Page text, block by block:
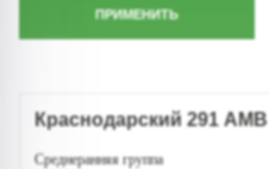
Краснодарский 291 АМВ
Среднеранняя группа